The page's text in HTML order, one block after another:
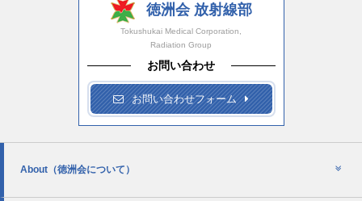
徳洲会 放射線部
Tokushukai Medical Corporation,
Radiation Group
お問い合わせ
お問い合わせフォーム
About （徳洲会について）